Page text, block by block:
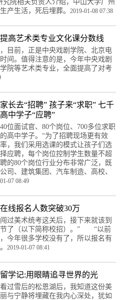
究院相关负责人介绍，中山大学广州
产生活，死后埋葬。 2019-01-08 07:38
高艺术类专业文化课分数线
目前，正是中央戏剧学院、北京电
间。值得注意的是，今年中央戏剧
院等艺术类专业，全面提高了对考
家长去“招聘” 孩子来“求职” 七千
高中学子“应聘”
40位面试官、80个岗位、700多位求职
的高中学子。“为了招聘现场更有效
率，我们采用选课的模式让孩子们选
择应聘，每个岗位控制学生数量不超
的80个岗位行业分布非常广泛，既
司、建筑集团、汽车制造、高校、
07 08:49
线报名人数突破30万
过美术统考这关后，接下来就该到
节了（以下简称校招）。” “以前
今年很多学校没有了，所以报名有
2019-01-07 08:41
留学记:用眼睛追寻世界的光
看过雪后的松恩湖后，我知道这份美
丽与宁静将埋藏在我内心深处，犹如